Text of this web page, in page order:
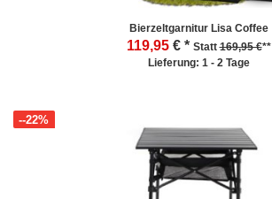
Bierzeltgarnitur Lisa Coffee
119,95 € * Statt169,95 €**
Lieferung: 1 - 2 Tage
--22%